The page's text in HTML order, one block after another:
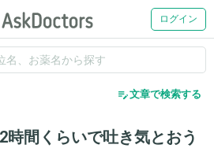
ログイン
edit_note文章で検索する
時間くらいで吐き気とおう